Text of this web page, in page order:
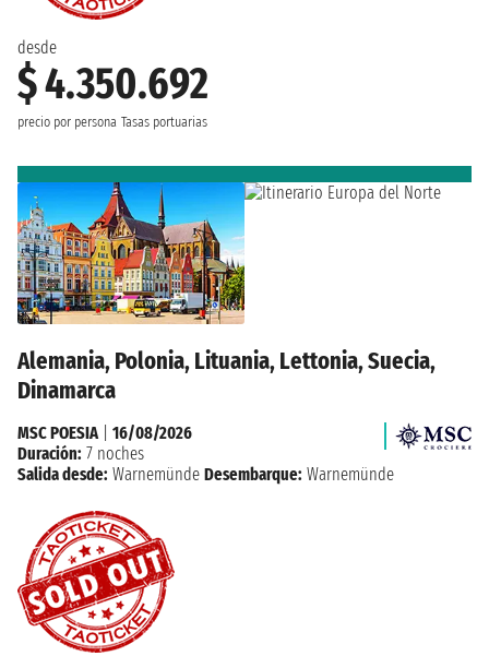
desde
$ 4.350.692
precio por persona Tasas portuarias
Alemania, Polonia, Lituania, Lettonia, Suecia,
Dinamarca
MSC POESIA
16/08/2026
Duración: 7 noches
Salida desde: Warnemünde Desembarque: Warnemünde